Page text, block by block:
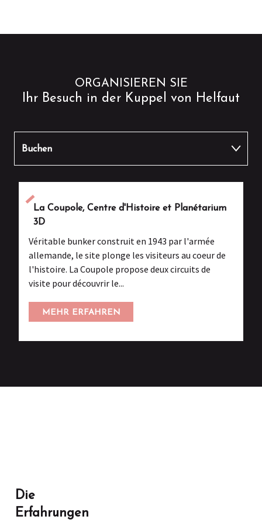
ORGANISIEREN SIE
Ihr Besuch in der Kuppel von Helfaut
Buchen
Umher essen
Andere Aktivitäten
La Coupole, Centre d'Histoire et Planétarium
3D
Véritable bunker construit en 1943 par l'armée
allemande, le site plonge les visiteurs au coeur de
l'histoire. La Coupole propose deux circuits de
visite pour découvrir le...
MEHR ERFAHREN
Die
Erfahrungen